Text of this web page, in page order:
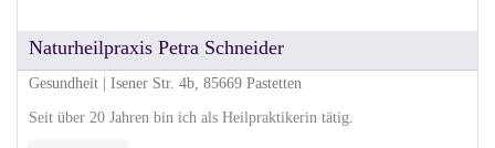
Naturheilpraxis Petra Schneider
Gesundheit | Isener Str. 4b, 85669 Pastetten
Seit über 20 Jahren bin ich als Heilpraktikerin tätig.